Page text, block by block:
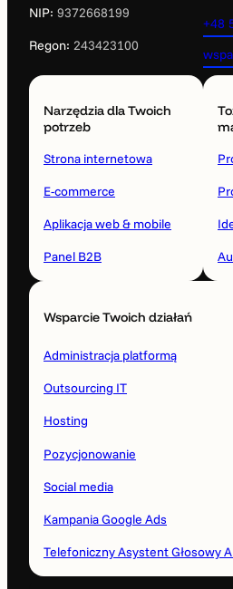
NIP: 9372668199
Regon: 243423100
+48
Narzędzia dla Twoich
potrzeb
Strona internetowa
E-commerce
Aplikacja web & mobile
Panel B2B
Wsparcie Twoich działań
Administracja platformą
Outsourcing IT
Hosting
Pozycjonowanie
Social media
Kampania Google Ads
Telefoniczny Asystent Głosowy